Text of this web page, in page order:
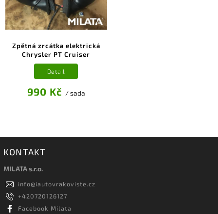
Zpětná zrcátka elektrická
Chrysler PT Cruiser
990 Kč / sada
Detail
KONTAKT
MILATA s.r.o.
info@iautovrakoviste.cz
+420720126127
Facebook Milata